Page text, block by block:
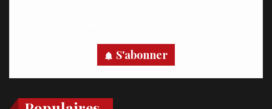
S'abonner